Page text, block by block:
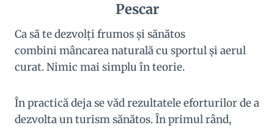
Pescar
Ca să te dezvolţi frumos şi sănătos
combini mâncarea naturală cu sportul şi aerul
curat. Nimic mai simplu în teorie.
În practică deja se văd rezultatele eforturilor de a
dezvolta un turism sănătos. În primul rând,